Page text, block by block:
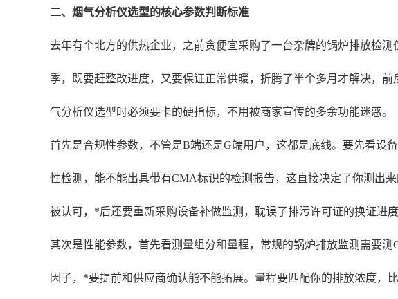
二、烟气分析仪选型的核心参数判断标准
去年有个北方的供热企业，之前贪便宜采购了一台杂牌的锅炉排放检
季，既要赶整改进度，又要保证正常供暖，折腾了半个多月才解决，
气分析仪选型时必须要卡的硬指标，不用被商家宣传的多余功能迷惑。
首先是合规性参数，不管是B端还是G端用户，这都是底线。要先看设
性检测，能不能出具带有CMA标识的检测报告，这直接决定了你测出
被认可，*后还要重新采购设备补做监测，耽误了排污许可证的换证进度
其次是性能参数，首先看测量组分和量程，常规的锅炉排放监测需要
因子，*要提前和供应商确认能不能拓展。量程要匹配你的排放浓度，